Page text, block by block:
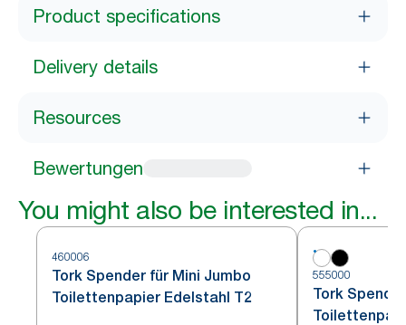
Product specifications
Delivery details
Resources
Bewertungen
You might also be interested in...
460006
Tork Spender für Mini Jumbo
Toilettenpapier Edelstahl T2
555000
Tork